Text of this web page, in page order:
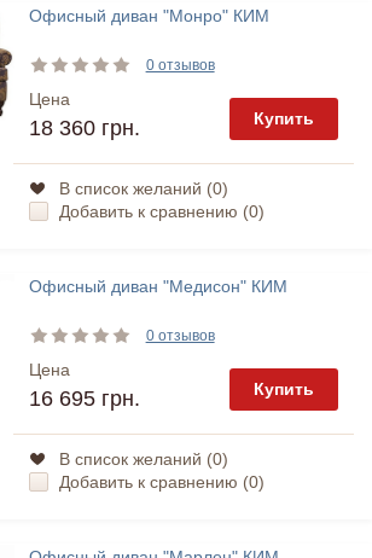
Офисный диван "Монро" КИМ
0 отзывов
Цена
18 360 грн. Купить
В список желаний (0)
Добавить к сравнению (0)
Офисный диван "Медисон" КИМ
0 отзывов
Цена
16 695 грн. Купить
В список желаний (0)
Добавить к сравнению (0)